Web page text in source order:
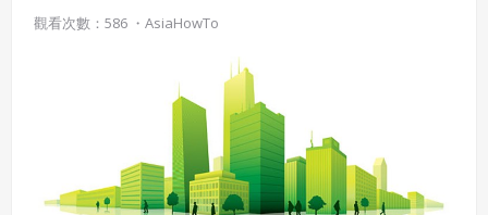
相關知識，也成為影片製作工作者必備的常識。本文將介紹藍幕的
基本知識、使用技巧以及相關的應用。
觀看次數：586 ・ AsiaHowTo